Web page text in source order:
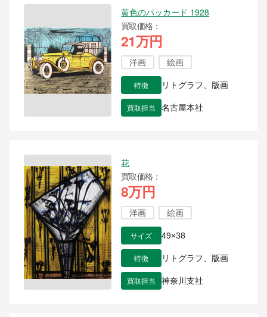
黄色のパッカード 1928
買取価格
21万円
洋画 絵画
特徴 リトグラフ、版画
買取担当 名古屋本社
花
買取価格
8万円
洋画 絵画
サイズ 49×38
特徴 リトグラフ、版画
買取担当 神奈川支社